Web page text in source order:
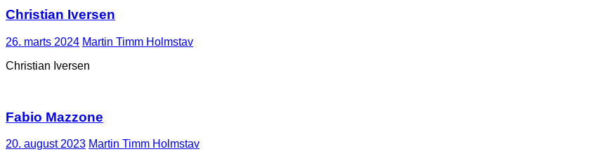
Christian Iversen
26. marts 2024 Martin Timm Holmstav
Christian Iversen
Fabio Mazzone
20. august 2023 Martin Timm Holmstav